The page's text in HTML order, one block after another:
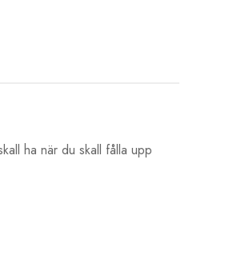
ha när du skall fålla upp